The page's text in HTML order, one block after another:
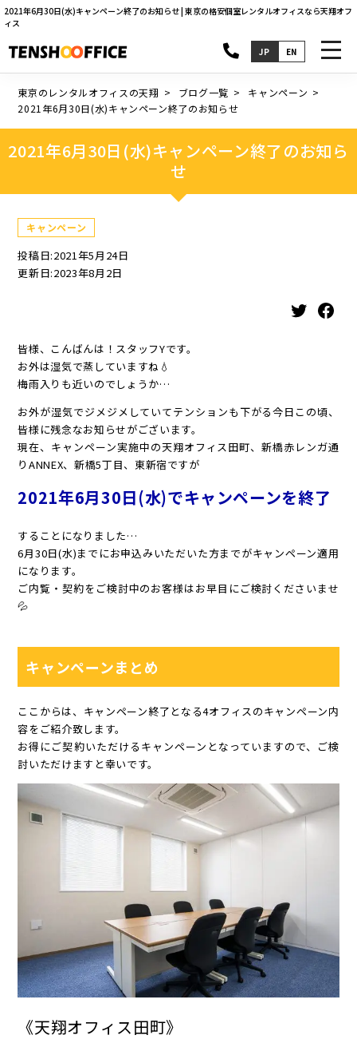
2021年6月30日(水)キャンペーン終了のお知らせ | 東京の格安個室レンタルオフィスなら天翔オフ
ィス
JP EN
東京のレンタルオフィスの天翔 ブログ一覧
キャンペーン
2021年6月30日(水)キャンペーン終了のお知らせ
2021年6月30日(水)キャンペーン終了のお知ら
せ
キャンペーン
投稿日:2021年5月24日
更新日:2023年8月2日
Twitter Facebook
皆様、こんばんは！スタッフYです。
お外は湿気で蒸していますね💧
梅雨入りも近いのでしょうか…
お外が湿気でジメジメしていてテンションも下がる今日この頃、
皆様に残念なお知らせがございます。
現在、キャンペーン実施中の天翔オフィス田町、新橋赤レンガ通
りANNEX、新橋5丁目、東新宿ですが
2021年6月30日(水)でキャンペーンを終了
することになりました…
6月30日(水)までにお申込みいただいた方までがキャンペーン適用
になります。
ご内覧・契約をご検討中のお客様はお早目にご検討くださいませ
💦
キャンペーンまとめ
ここからは、キャンペーン終了となる4オフィスのキャンペーン内
容をご紹介致します。
お得にご契約いただけるキャンペーンとなっていますので、ご検
討いただけますと幸いです。
《天翔オフィス田町》